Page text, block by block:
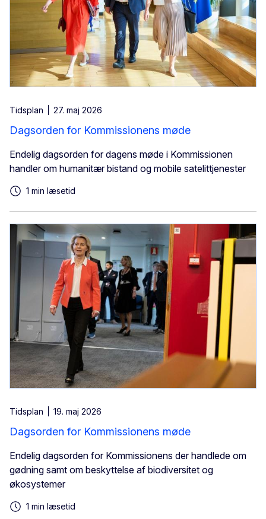
Tidsplan 27. maj 2026
Dagsorden for Kommissionens møde
Endelig dagsorden for dagens møde i Kommissionen
handler om humanitær bistand og mobile satelittjenester
1 min læsetid
Tidsplan 19. maj 2026
Dagsorden for Kommissionens møde
Endelig dagsorden for Kommissionens der handlede om
gødning samt om beskyttelse af biodiversitet og
økosystemer
1 min læsetid